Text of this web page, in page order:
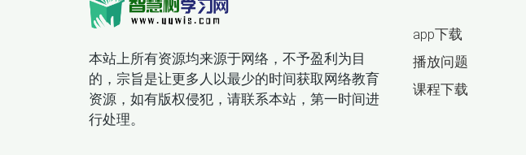
本站上所有资源均来源于网络，不予盈利为目
的，宗旨是让更多人以最少的时间获取网络教育
资源，如有版权侵犯，请联系本站，第一时间进
行处理。
app下载
播放问题
课程下载